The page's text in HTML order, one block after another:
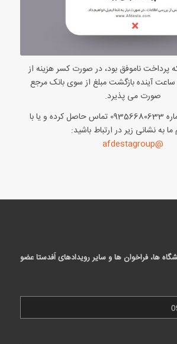
پرداخت ناموفق بود، در صورت کسر هزینه از
حساب شما، تا 72 ساعت آینده بازگشت مبلغ از سوی بانک مرجع
صورت می پذیرد.
در صورت نیاز با شماره 09356680633 تماس حاصل کرده و یا با
ما به نشانی زیر در ارتباط باشید:
@afdestagroup
ها، فراخوان ها و سایر رویدادهای اَفدستا عضو